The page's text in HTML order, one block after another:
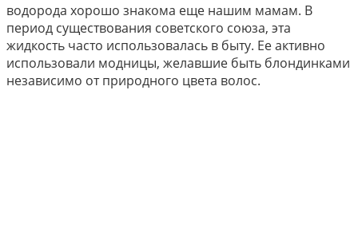
водорода хорошо знакома еще нашим мамам. В
период существования советского союза, эта
жидкость часто использовалась в быту. Ее активно
использовали модницы, желавшие быть блондинками
независимо от природного цвета волос.